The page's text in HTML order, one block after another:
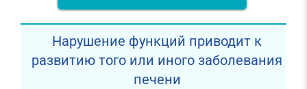
Нарушение функций приводит к
развитию того или иного заболевания
печени